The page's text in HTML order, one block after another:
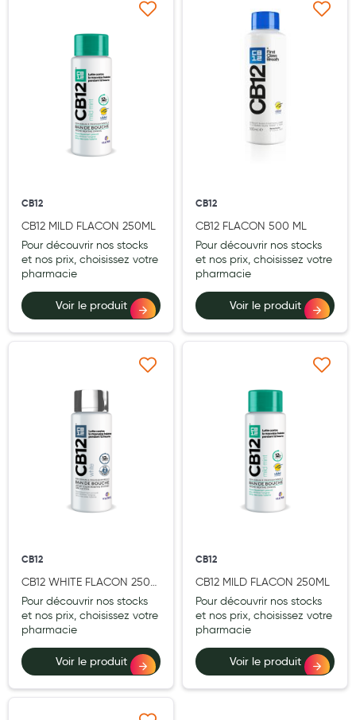
Laits infantiles
Toilette du bébé
Accessoires bébé
Alimentation
Soins enfant
Soins maman
Gammes spécifiques tisanes allaitement et compléments
Aromathérapie
Diététique minceur
Régimes médicaux
Gemmothérapie
Confiserie
Voies respiratoires
CB12
CB12 MILD FLACON 250ML
Pour découvrir nos stocks
et nos prix, choisissez votre
pharmacie
Voir le produit
Ajouter à ma liste d’envie
CB12
CB12 FLACON 500 ML
Pour découvrir nos stocks
et nos prix, choisissez votre
pharmacie
Voir le produit
Ajouter à ma liste
CB12
CB12 WHITE FLACON 250
ML
Pour découvrir nos stocks
et nos prix, choisissez votre
pharmacie
Voir le produit
Ajouter à ma liste d’envie
CB12
CB12 MILD FLACON 250ML
Pour découvrir nos stocks
et nos prix, choisissez votre
pharmacie
Voir le produit
Ajouter à ma liste